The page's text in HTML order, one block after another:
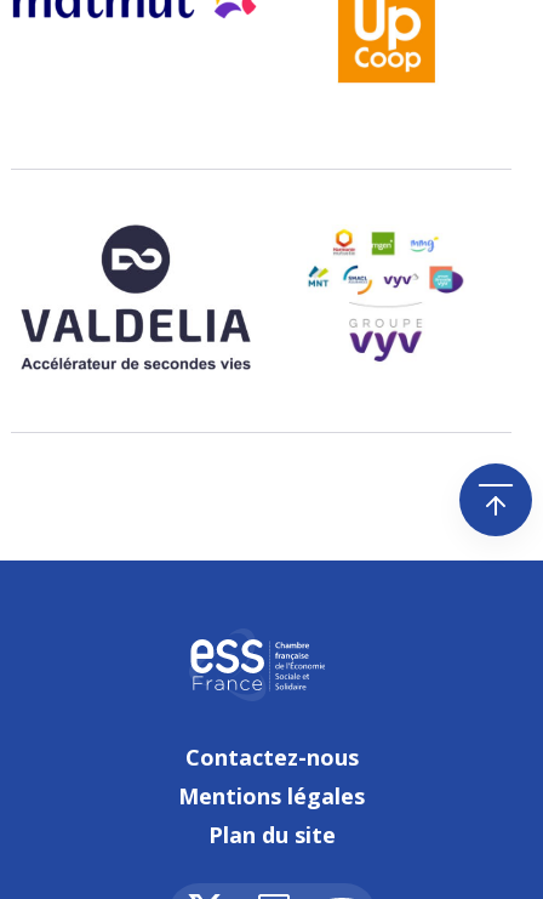
Contactez-nous
Mentions légales
Plan du site